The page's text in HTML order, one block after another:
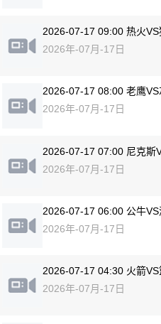
2026-07-17 09:00 热火VS
2026年-07月-17日
2026-07-17 08:00 老鹰VS
2026年-07月-17日
2026-07-17 07:00 尼克斯
2026年-07月-17日
2026-07-17 06:00 公牛VS
2026年-07月-17日
2026-07-17 04:30 火箭VS
2026年-07月-17日